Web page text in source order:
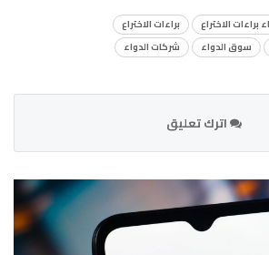
براءات الاختراع
براءات الاختراع
سوق الدواء
شركات الدواء
اترك تعليق